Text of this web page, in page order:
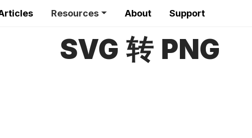
Resources About Support
SVG 转 PNG